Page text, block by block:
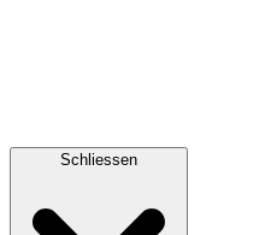
Schliessen